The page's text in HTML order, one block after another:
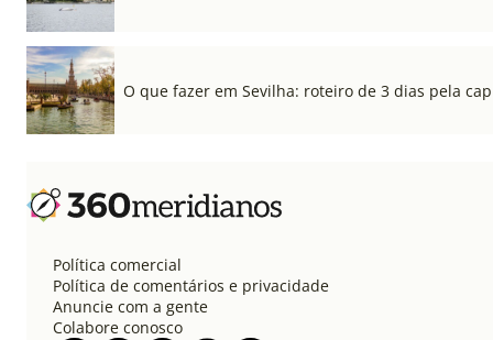
O que fazer em Sevilha: roteiro de 3 dias pela
Política comercial
Política de comentários e privacidade
Anuncie com a gente
Colabore conosco